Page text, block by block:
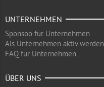
UNTERNEHMEN
Sponsoo für Unternehmen
Als Unternehmen aktiv werden
FAQ für Unternehmen
ÜBER UNS